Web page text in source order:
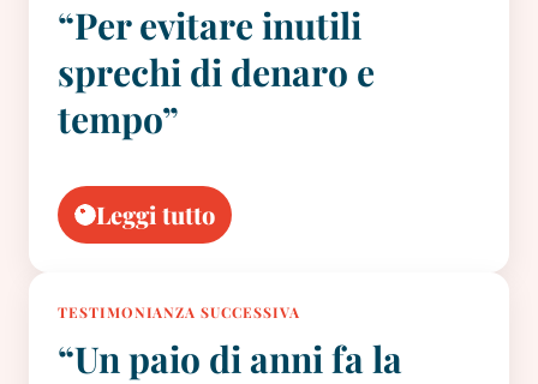
“Per evitare inutili
sprechi di denaro e
tempo”
Leggi tutto
TESTIMONIANZA SUCCESSIVA
“Un paio di anni fa la